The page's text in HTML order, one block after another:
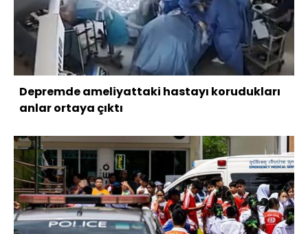
Depremde ameliyattaki hastayı korudukları
anlar ortaya çıktı